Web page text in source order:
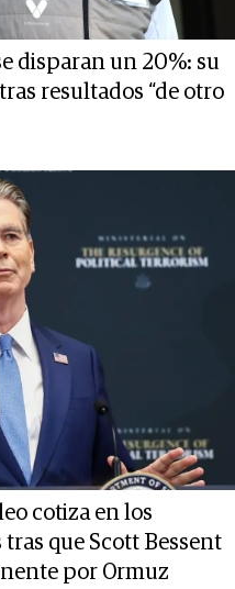
disparan un 20%: su
resultados “de otro
cotiza en los
que Scott Bessent
por Ormuz